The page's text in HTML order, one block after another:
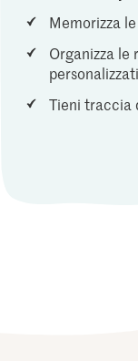
Memorizza
Organizza
Tieni traccia